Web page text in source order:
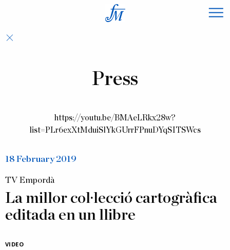
×
Press
18 February 2019
TV Empordà
La millor col·lecció cartogràfica
editada en un llibre
VIDEO
https://youtu.be/BMAeLRkx28w?
list=PLr6exXtMduiSlYkGUrrFPnuDYqSITSWcs